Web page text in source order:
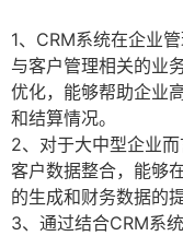
1、CRM系统在企业
与客户管理相关的业
优化，能够帮助企业
和结算情况。
2、对于大中型企业
客户数据整合，能够
的生成和财务数据的提
3、通过结合CRM系